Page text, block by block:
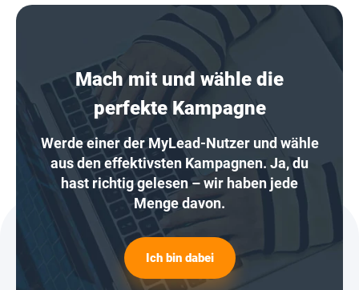
Mach mit und wähle die
perfekte Kampagne
Werde einer der MyLead-Nutzer und wähle
aus den effektivsten Kampagnen. Ja, du
hast richtig gelesen – wir haben jede
Menge davon.
Ich bin dabei